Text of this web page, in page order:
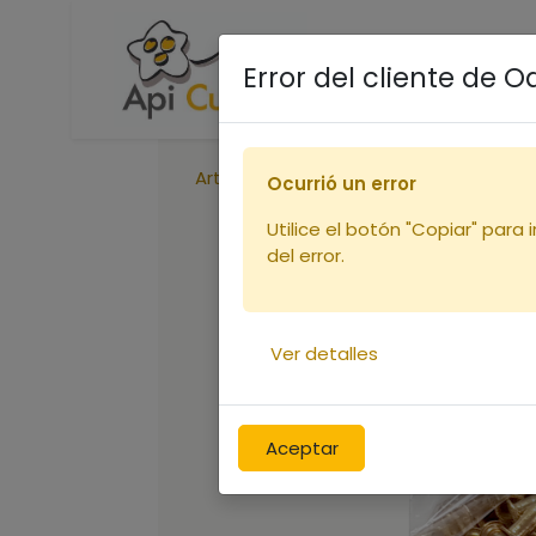
Accueil Boutique
Articles Oeillets x 1000
Error del cliente de
Aceptar
Ocurrió un error
Utilice el botón "Copiar" para
del error.
Ver detalles